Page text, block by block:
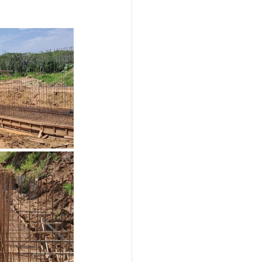
Defesa Civil
Concurso